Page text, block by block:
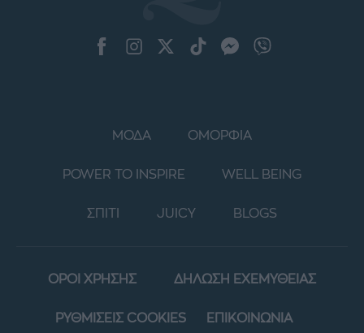
ΜΟΔΑ ΟΜΟΡΦΙΑ
POWER TO INSPIRE WELL BEING
ΣΠΙΤΙ JUICY BLOGS
ΟΡΟΙ ΧΡΗΣΗΣ ΔΗΛΩΣΗ ΕΧΕΜΥΘΕΙΑΣ
ΡΥΘΜΙΣΕΙΣ COOKIES ΕΠΙΚΟΙΝΩΝΙΑ